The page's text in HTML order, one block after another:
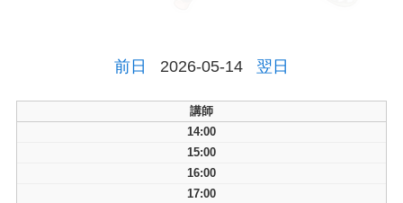
前日 2026-05-14 翌日
講師
14:00
15:00
16:00
17:00